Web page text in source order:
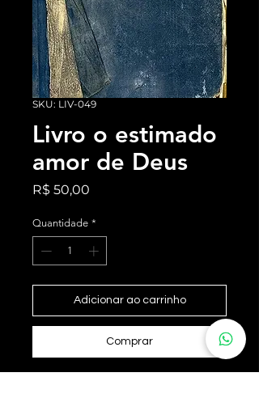
SKU: LIV-049
Livro o estimado
amor de Deus
R$ 50,00
Quantidade *
Adicionar ao carrinho
Comprar